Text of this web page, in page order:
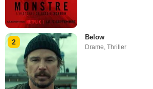
2
Below
Drame ,Thriller